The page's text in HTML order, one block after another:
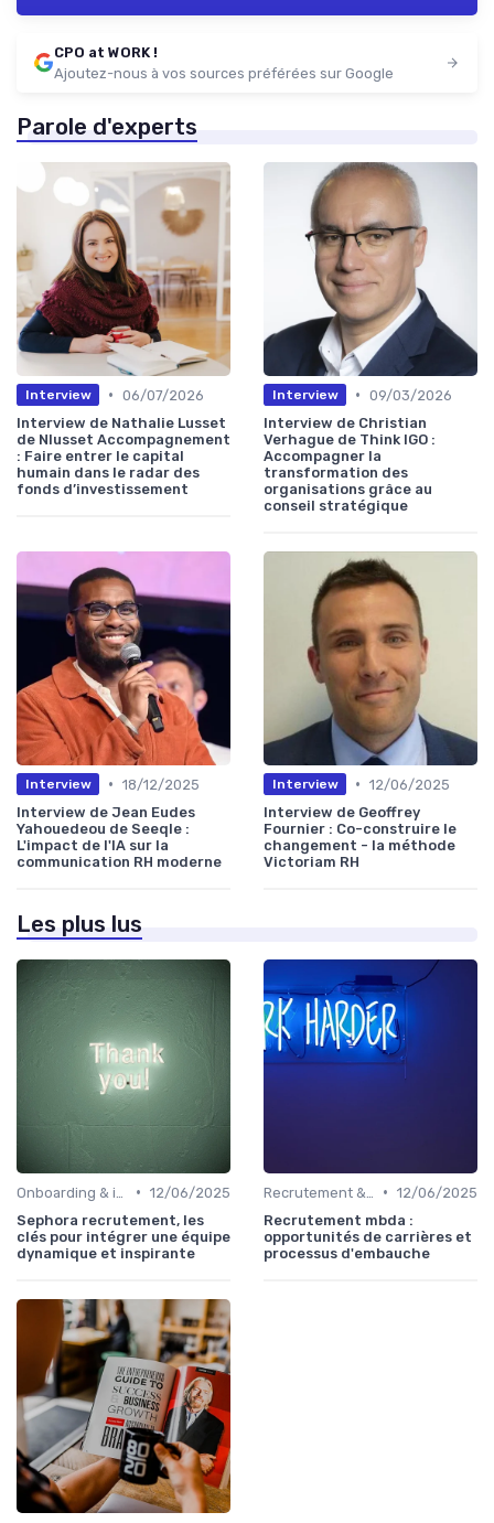
CPO at WORK !
Ajoutez-nous à vos sources préférées sur Google
Parole d'experts
Interview • 06/07/2026
Interview de Nathalie Lusset
de Nlusset Accompagnement
: Faire entrer le capital
humain dans le radar des
fonds d’investissement
Interview • 09/03/2026
Interview de Christian
Verhague de Think IGO :
Accompagner la
transformation des
organisations grâce au
conseil stratégique
Interview • 18/12/2025
Interview de Jean Eudes
Yahouedeou de Seeqle :
L'impact de l'IA sur la
communication RH moderne
Interview • 12/06/2025
Interview de Geoffrey
Fournier : Co-construire le
changement - la méthode
Victoriam RH
Les plus lus
• 12/06/2025
Sephora recrutement, les
clés pour intégrer une équipe
dynamique et inspirante
• 12/06/2025
Recrutement mbda :
opportunités de carrières et
processus d'embauche